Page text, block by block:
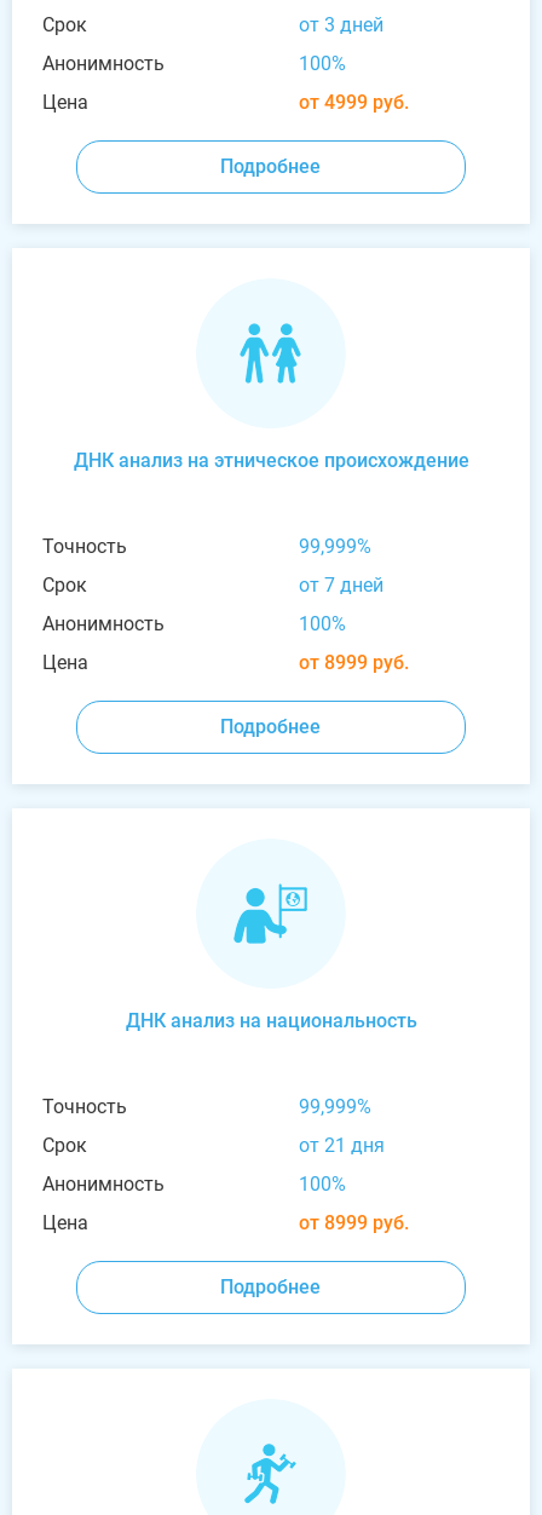
Срок
от 3 дней
Анонимность
100%
Цена
от 4999 руб.
Подробнее
ДНК анализ на этническое происхождение
Точность
99,999%
Срок
от 7 дней
Анонимность
100%
Цена
от 8999 руб.
Подробнее
ДНК анализ на национальность
Точность
99,999%
Срок
от 21 дня
Анонимность
100%
Цена
от 8999 руб.
Подробнее